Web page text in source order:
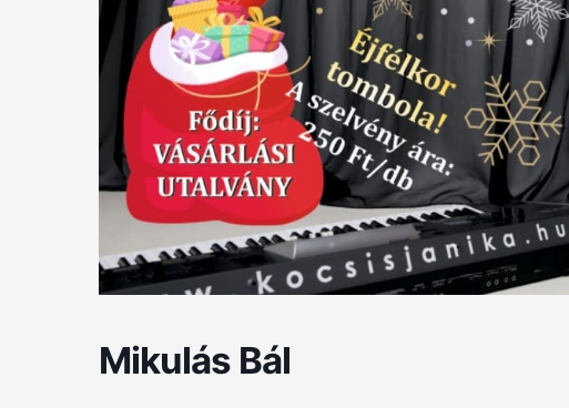
Mikulás Bál